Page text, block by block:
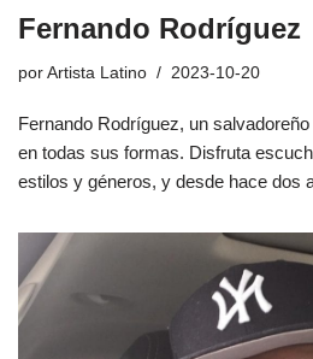
Fernando Rodríguez
por Artista Latino 2023-10-20
Fernando Rodríguez, un
en todas sus formas. Disfruta
estilos y géneros, y desde hace dos